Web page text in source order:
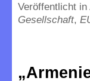
Veröffentlicht in
Gesellschaft,